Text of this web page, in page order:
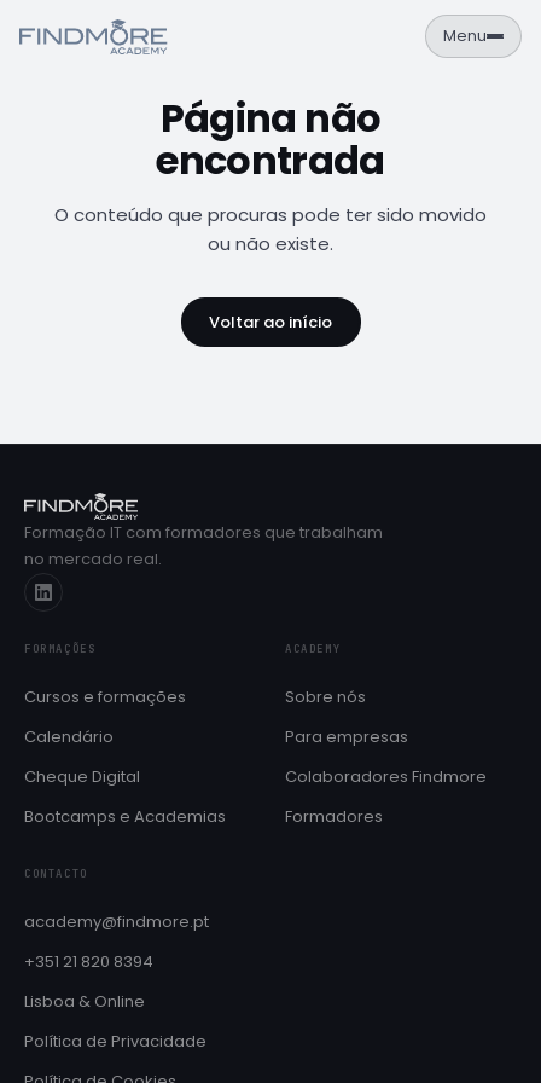
Menu
Área de Aluno
Formações
Catálogo completo de formações IT
Calendário
Próximas edições e datas de início
Aulas de línguas
Inglês e Francês reservados ao ecossistema Findmore
BOOTCAMPS E ACADEMIAS
Brain QA Academy
Página não
encontrada
O conteúdo que procuras pode ter sido movido
ou não existe.
Voltar ao início
Formação IT com formadores que trabalham
no mercado real.
FORMAÇÕES
Cursos e formações
Calendário
Cheque Digital
Bootcamps e Academias
ACADEMY
Sobre nós
Para empresas
Colaboradores Findmore
Formadores
CONTACTO
academy@findmore.pt
+351 21 820 8394
Lisboa & Online
Política de Privacidade